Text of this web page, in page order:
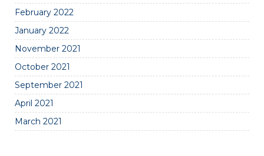
February 2022
January 2022
November 2021
October 2021
September 2021
April 2021
March 2021